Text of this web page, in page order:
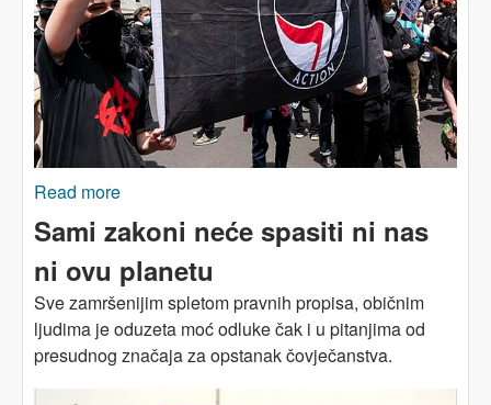
Read more
Sami zakoni neće spasiti ni nas
ni ovu planetu
Sve zamršenijim spletom pravnih propisa, običnim
ljudima je oduzeta moć odluke čak i u pitanjima od
presudnog značaja za opstanak čovječanstva.